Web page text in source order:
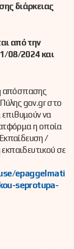
διάρκειας
από την
08/2024 και
απόσπασης
gov.gr στο
να
η οποία
/
σε
epaggelmati
seprotupa-